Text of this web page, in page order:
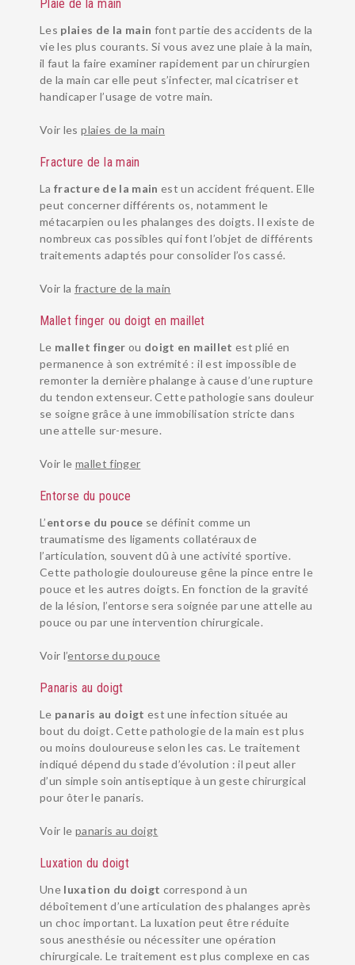
PATHOLOGIES
INSTITUT
RÉÉDUCATION ET ORTHÈSE
SUIVI POST-OPÉRATOIRE
ANESTHÉSIE
BLOG SANTÉ
Plaie de la main
Les plaies de la main font partie des accidents de la
vie les plus courants. Si vous avez une plaie à la main,
il faut la faire examiner rapidement par un chirurgien
de la main car elle peut s’infecter, mal cicatriser et
handicaper l’usage de votre main.
Voir lesplaies de la main
Fracture de la main
Lafracture de la main est un accident fréquent. Elle
peut concerner différents os, notamment le
métacarpien ou les phalanges des doigts. Il existe de
nombreux cas possibles qui font l’objet de différents
traitements adaptés pour consolider l’os cassé.
Voir la fracture de la main
Mallet finger ou doigt en maillet
Le mallet finger ou doigt en maillet est plié en
permanence à son extrémité : il est impossible de
remonter la dernière phalange à cause d’une rupture
du tendon extenseur. Cette pathologie sans douleur
se soigne grâce à une immobilisation stricte dans
une attelle sur-mesure.
Voir le mallet finger
Entorse du pouce
L’entorse du pouce se définit comme un
traumatisme des ligaments collatéraux de
l’articulation, souvent dû à une activité sportive.
Cette pathologie douloureuse gêne la pince entre le
pouce et les autres doigts. En fonction de la gravité
de la lésion, l’entorse sera soignée par une attelle au
pouce ou par une intervention chirurgicale.
Voir l’entorse du pouce
Panaris au doigt
Le panaris au doigt est une infection située au
bout du doigt. Cette pathologie de la main est plus
ou moins douloureuse selon les cas. Le traitement
indiqué dépend du stade d’évolution : il peut aller
d’un simple soin antiseptique à un geste chirurgical
pour ôter le panaris.
Voir le panaris au doigt
Luxation du doigt
Une luxation du doigt correspond à un
déboîtement d’une articulation des phalanges après
un choc important. La luxation peut être réduite
sous anesthésie ou nécessiter une opération
chirurgicale. Le traitement est plus complexe en cas